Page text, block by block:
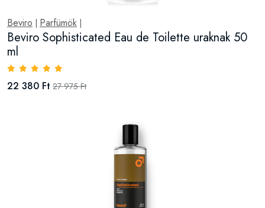
Beviro Parfümök
Beviro Sophisticated Eau de Toilette uraknak 50
ml
22 380 Ft 27 975 Ft